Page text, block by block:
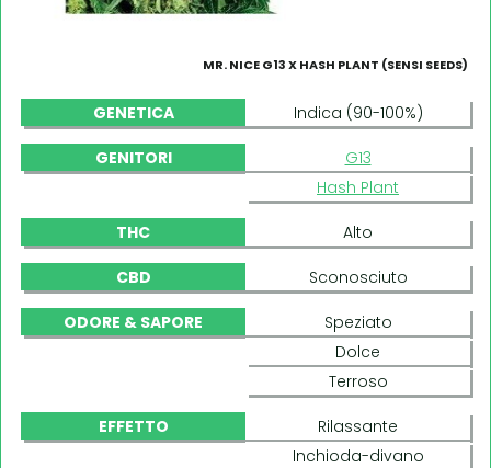
MR. NICE G13 X HASH PLANT (SENSI SEEDS)
GENETICA Indica (90-100%)
GENITORI
G13
Hash Plant
THC Alto
CBD Sconosciuto
ODORE & SAPORE
Speziato
Dolce
Terroso
EFFETTO
Rilassante
Inchioda-divano